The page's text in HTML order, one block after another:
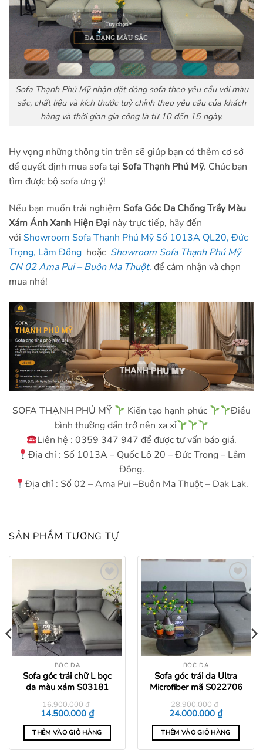
Sofa Thạnh Phú Mỹ nhận đặt đóng sofa theo yêu cầu với màu
sắc, chất liệu và kích thước tuỳ chỉnh theo yêu cầu của khách
hàng và thời gian gia công là từ 10 đến 15 ngày.
Hy vọng những thông tin trên sẽ giúp bạn có thêm cơ sở
để quyết định mua sofa tại Sofa Thạnh Phú Mỹ. Chúc bạn
tìm được bộ sofa ưng ý!
Nếu bạn muốn trải nghiệm Sofa Góc Da Chống Trầy Màu
Xám Ánh Xanh Hiện Đại này trực tiếp, hãy đến
với Showroom Sofa Thạnh Phú Mỹ Số 1013A QL20, Đức
Trọng, Lâm Đồng hoặc Showroom Sofa Thạnh Phú Mỹ
CN 02 Ama Pui – Buôn Ma Thuột. để cảm nhận và chọn
mua nhé!
SOFA THẠNH PHÚ MỸ Kiến tạo hạnh phúc
Điều
bình thường dần trở nên xa xỉ
Liên hệ : 0359 347 947 để được tư vấn báo giá.
Địa chỉ : Số 1013A – Quốc Lộ 20 – Đức Trọng – Lâm
Đồng.
Địa chỉ : Số 02 – Ama Pui –Buôn Ma Thuột – Dak Lak.
SẢN PHẨM TƯƠNG TỰ
Add to
wishlist
BỌC DA
Sofa góc trái chữ L bọc
da màu xám S03181
16.900.000₫
Giá
gốc
là:
16.900.000 ₫.
14.500.000 ₫Giá
hiện
tại
là:
14.500.000 ₫.
THÊM VÀO GIỎ HÀNG
Add to
wishlist
BỌC DA
Sofa góc trái da Ultra
Microfiber mã S022706
28.900.000₫
Giá
gốc
là:
28.900.000 ₫.
24.000.000 ₫Giá
hiện
tại
là:
THÊM VÀO GIỎ HÀNG